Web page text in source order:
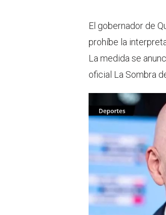
s
p
p
El gobernador de
prohíbe la
La medida se
oficial La Sombra